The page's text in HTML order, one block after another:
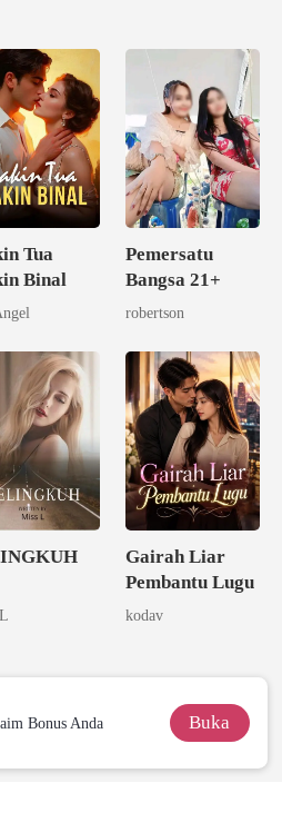
Tua
Binal
Pemersatu
Bangsa 21+
robertson
Gairah Liar
Pembantu Lugu
kodav
Bonus Anda Buka